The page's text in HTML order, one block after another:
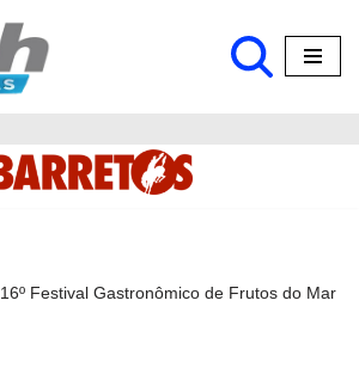
16º Festival Gastronômico de Frutos do Mar